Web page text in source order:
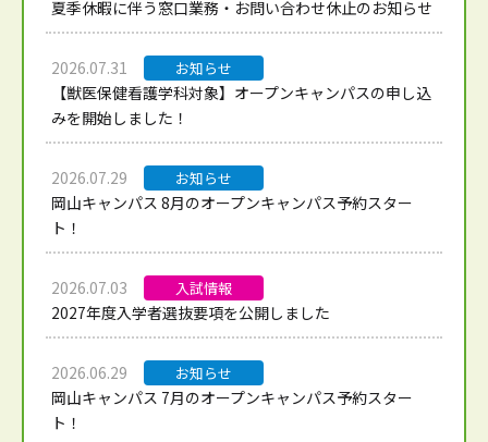
夏季休暇に伴う窓口業務・お問い合わせ休止のお知らせ
2026.07.31 お知らせ
【獣医保健看護学科対象】オープンキャンパスの申し込
みを開始しました！
2026.07.29 お知らせ
岡山キャンパス 8月のオープンキャンパス予約スター
ト！
2026.07.03 入試情報
2027年度入学者選抜要項を公開しました
2026.06.29 お知らせ
岡山キャンパス 7月のオープンキャンパス予約スター
ト！